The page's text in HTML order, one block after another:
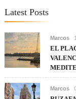
Latest Posts
Marcos
EL
Marcos